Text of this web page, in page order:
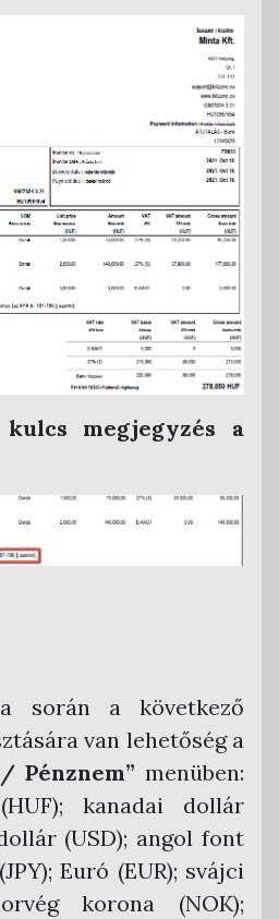
megjegyzés a
során a következő
van lehetőség a
Pénznem” menüben:
kanadai dollár
(USD); angol font
Euró (EUR); svájci
korona (NOK);